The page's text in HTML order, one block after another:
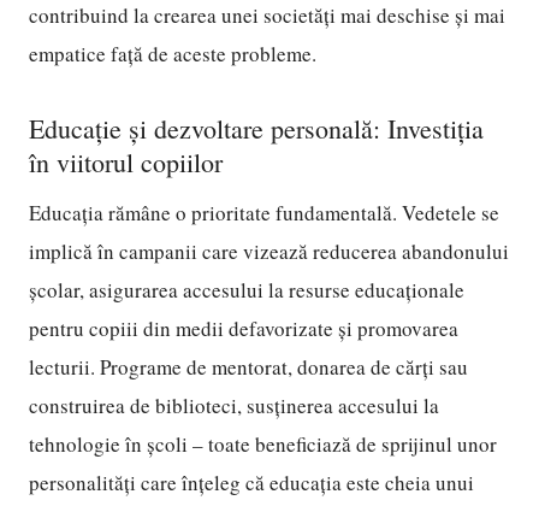
contribuind la crearea unei societăți mai deschise și mai
empatice față de aceste probleme.
Educație și dezvoltare personală: Investiția
în viitorul copiilor
Educația rămâne o prioritate fundamentală. Vedetele se
implică în campanii care vizează reducerea abandonului
școlar, asigurarea accesului la resurse educaționale
pentru copiii din medii defavorizate și promovarea
lecturii. Programe de mentorat, donarea de cărți sau
construirea de biblioteci, susținerea accesului la
tehnologie în școli – toate beneficiază de sprijinul unor
personalități care înțeleg că educația este cheia unui